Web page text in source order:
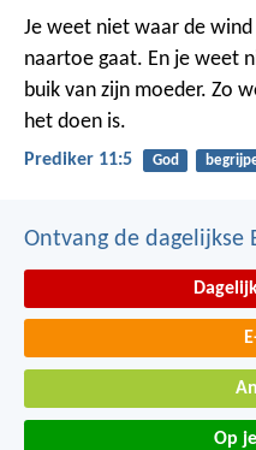
Je weet niet waar de
naartoe gaat. En je weet
buik van zijn moeder. Zo
het doen is.
Prediker 11:5 God
Ontvang de dagelijkse
Op